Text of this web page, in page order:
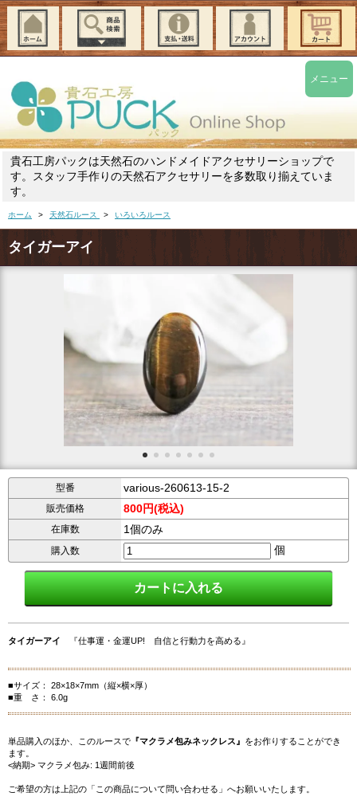
貴石工房パックは天然石のハンドメイドアクセサリーショップで
す。スタッフ手作りの天然石アクセサリーを多数取り揃えていま
す。
ホーム > 天然石ルース > いろいろルース
タイガーアイ
型番 various-260613-15-2
販売価格 800円(税込)
在庫数 1個のみ
購入数 個
タイガーアイ 『仕事運・金運UP! 自信と行動力を高める』
■サイズ： 28×18×7mm（縦×横×厚）
■重 さ： 6.0g
単品購入のほか、このルースで 『マクラメ包みネックレス』 をお作りすることができ
ます。
<納期> マクラメ包み: 1週間前後
ご希望の方は上記の「この商品について問い合わせる」へお願いいたします。
メニュー